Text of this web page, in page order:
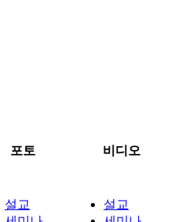
포토 비디오
설교
설교